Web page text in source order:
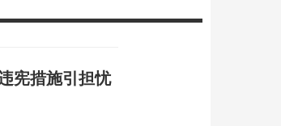
宪措施引担忧